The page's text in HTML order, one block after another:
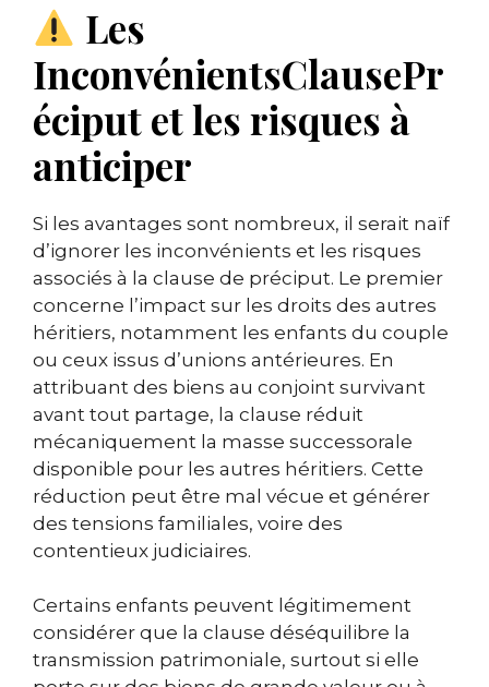
Les
InconvénientsClausePr
éciput et les risques à
anticiper
Si les avantages sont nombreux, il serait naïf
d’ignorer les inconvénients et les risques
associés à la clause de préciput. Le premier
concerne l’impact sur les droits des autres
héritiers, notamment les enfants du couple
ou ceux issus d’unions antérieures. En
attribuant des biens au conjoint survivant
avant tout partage, la clause réduit
mécaniquement la masse successorale
disponible pour les autres héritiers. Cette
réduction peut être mal vécue et générer
des tensions familiales, voire des
contentieux judiciaires.
Certains enfants peuvent légitimement
considérer que la clause déséquilibre la
transmission patrimoniale, surtout si elle